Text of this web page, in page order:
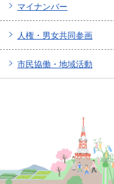
マイナンバー
人権・男女共同参画
市民協働・地域活動